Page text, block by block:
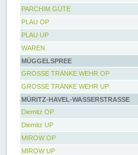
PARCHIM GÜTE
PLAU OP
PLAU UP
WAREN
MÜGGELSPREE
GROSSE TRÄNKE WEHR OP
GROSSE TRÄNKE WEHR UP
MÜRITZ-HAVEL-WASSERSTRASSE
Diemitz OP
Diemitz UP
MIROW OP
MIROW UP